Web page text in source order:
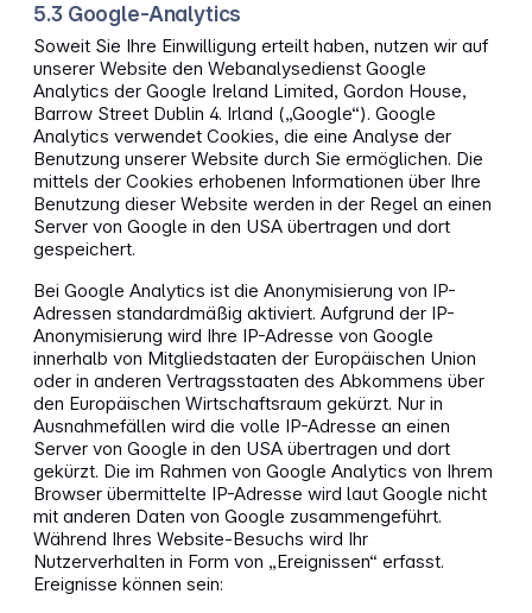
5.3 Google-Analytics
Soweit Sie Ihre Einwilligung erteilt haben, nutzen wir auf
unserer Website den Webanalysedienst Google
Analytics der Google Ireland Limited, Gordon House,
Barrow Street Dublin 4. Irland („Google“). Google
Analytics verwendet Cookies, die eine Analyse der
Benutzung unserer Website durch Sie ermöglichen. Die
mittels der Cookies erhobenen Informationen über Ihre
Benutzung dieser Website werden in der Regel an einen
Server von Google in den USA übertragen und dort
gespeichert.
Bei Google Analytics ist die Anonymisierung von IP-
Adressen standardmäßig aktiviert. Aufgrund der IP-
Anonymisierung wird Ihre IP-Adresse von Google
innerhalb von Mitgliedstaaten der Europäischen Union
oder in anderen Vertragsstaaten des Abkommens über
den Europäischen Wirtschaftsraum gekürzt. Nur in
Ausnahmefällen wird die volle IP-Adresse an einen
Server von Google in den USA übertragen und dort
gekürzt. Die im Rahmen von Google Analytics von Ihrem
Browser übermittelte IP-Adresse wird laut Google nicht
mit anderen Daten von Google zusammengeführt.
Während Ihres Website-Besuchs wird Ihr
Nutzerverhalten in Form von „Ereignissen“ erfasst.
Ereignisse können sein: